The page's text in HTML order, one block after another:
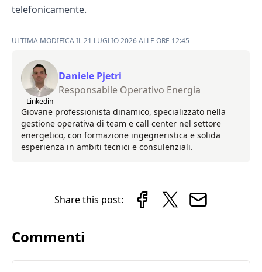
telefonicamente.
ULTIMA MODIFICA IL 21 LUGLIO 2026 ALLE ORE 12:45
Linkedin
Daniele Pjetri
Responsabile Operativo Energia
Giovane professionista dinamico, specializzato nella
gestione operativa di team e call center nel settore
energetico, con formazione ingegneristica e solida
esperienza in ambiti tecnici e consulenziali.
Share this post:
Commenti